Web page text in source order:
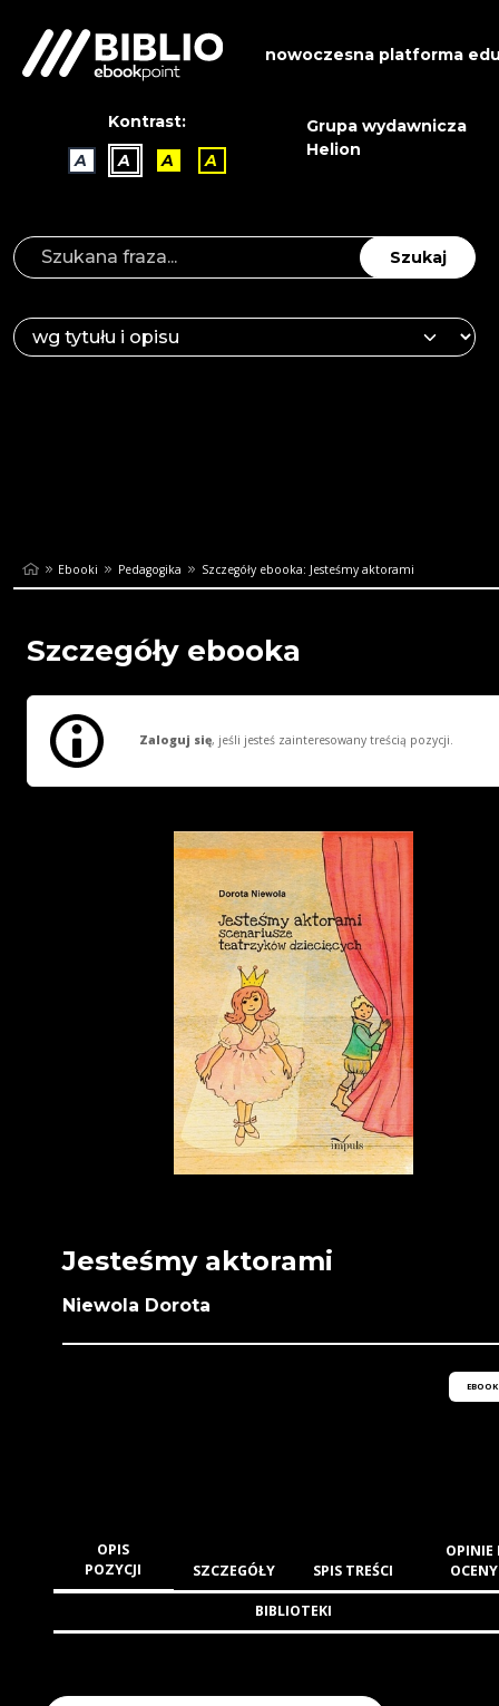
nowoczesna platforma
Kontrast:
A
A A A
Grupa wydawnicza
Helion
Szukaj
Ebooki Pedagogika Szczegóły ebooka: Jesteśmy aktorami
Szczegóły ebooka
Zaloguj się, jeśli jesteś zainteresowany treścią pozycji.
Jesteśmy aktorami
Niewola Dorota
EBOOK
OPIS
POZYCJI
SZCZEGÓŁY SPIS TREŚCI
OPINIE
OCENY
BIBLIOTEKI